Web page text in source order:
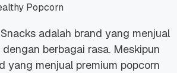
Popcorn
adalah brand yang menjual
berbagai rasa. Meskipun
yang menjual premium popcorn